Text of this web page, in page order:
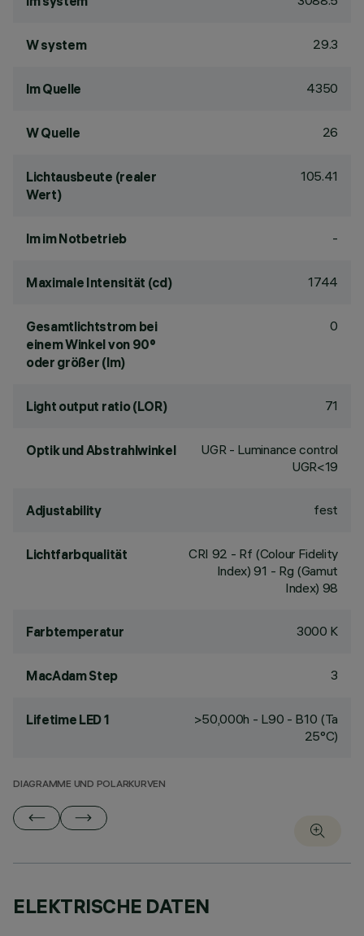
W system 29.3
lm Quelle 4350
W Quelle 26
Lichtausbeute (realer
Wert)
105.41
lm im Notbetrieb -
Maximale Intensität (cd) 1744
Gesamtlichtstrom bei
einem Winkel von 90°
oder größer (lm)
0
Light output ratio (LOR) 71
Optik und Abstrahlwinkel
UGR - Luminance control
UGR<19
Adjustability fest
Lichtfarbqualität CRI 92 - Rf (Colour Fidelity
Index) 91 - Rg (Gamut
Index) 98
Farbtemperatur 3000 K
MacAdam Step 3
Lifetime LED 1
>50,000h - L90 - B10 (Ta
25°C)
DIAGRAMME UND POLARKURVEN
ELEKTRISCHE DATEN